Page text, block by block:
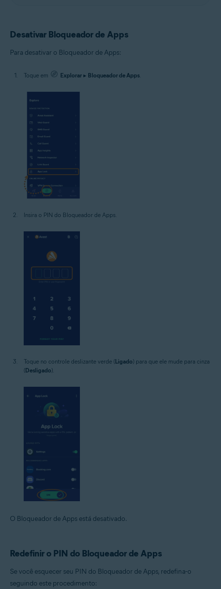
Desativar Bloqueador de Apps
Para desativar o Bloqueador de Apps:
Toque em Explorar ▸ Bloqueador de Apps
Insira o PIN do Bloqueador de Apps.
Toque no controle deslizante verde (Ligado) para que ele mude para cinza
(Desligado).
O Bloqueador de Apps está desativado.
Redefinir o PIN do Bloqueador de Apps
Se você esquecer seu PIN do Bloqueador de Apps, redefina-o
seguindo este procedimento: